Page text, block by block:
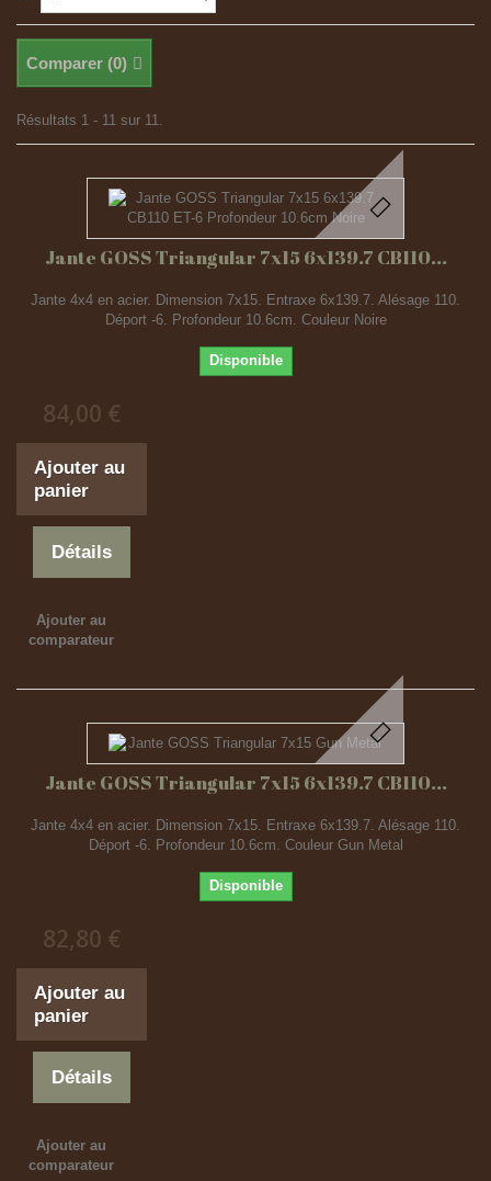
Comparer (0)
Résultats 1 - 11 sur 11.
Jante GOSS Triangular 7x15 6x139.7 CB110...
Jante 4x4 en acier. Dimension 7x15. Entraxe 6x139.7. Alésage 110.
Déport -6. Profondeur 10.6cm. Couleur Noire
Disponible
84,00 €
Ajouter au
panier
Détails
Ajouter au
comparateur
Jante GOSS Triangular 7x15 6x139.7 CB110...
Jante 4x4 en acier. Dimension 7x15. Entraxe 6x139.7. Alésage 110.
Déport -6. Profondeur 10.6cm. Couleur Gun Metal
Disponible
82,80 €
Ajouter au
panier
Détails
Ajouter au
comparateur